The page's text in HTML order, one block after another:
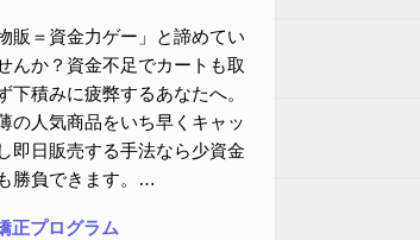
物販＝資金力ゲー」と諦めてい
んか？資金不足でカートも取
下積みに疲弊するあなたへ。
の人気商品をいち早くキャッ
即日販売する手法なら少資金
勝負できます。…
正プログラム